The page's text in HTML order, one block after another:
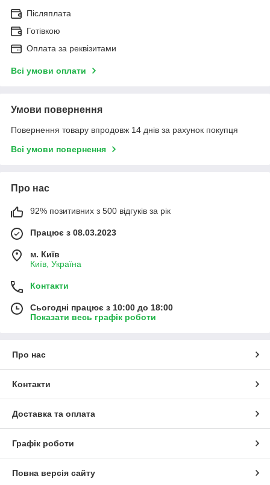
Післяплата
Готівкою
Оплата за реквізитами
Всі умови оплати
Умови повернення
Повернення товару впродовж 14 днів за рахунок покупця
Всі умови повернення
Про нас
92% позитивних з 500 відгуків за рік
Працює з 08.03.2023
м. Київ
Київ, Україна
Контакти
Сьогодні працює з 10:00 до 18:00
Показати весь графік роботи
Про нас
Контакти
Доставка та оплата
Графік роботи
Повна версія сайту